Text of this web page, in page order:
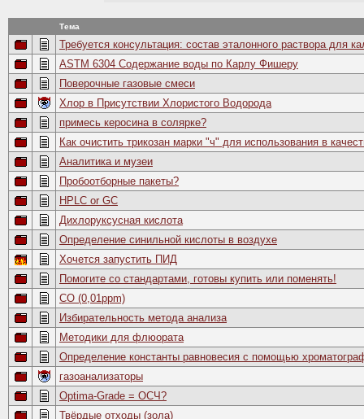
Тема
Требуется консультация: состав эталонного раствора для
ASTM 6304 Содержание воды по Карлу Фишеру
Поверочные газовые смеси
Хлор в Присутствии Хлористого Водорода
примесь керосина в солярке?
Как очистить трикозан марки "ч" для использования в
Аналитика и музеи
Пробоотборные пакеты?
HPLC or GC
Дихлоруксусная кислота
Определение синильной кислоты в воздухе
Хочется запустить ПИД
Помогите со стандартами, готовы купить или поменять!
CO (0,01ppm)
Избирательность метода анализа
Методики для флюората
Определение константы равновесия с помощью
газоанализаторы
Optima-Grade = ОСЧ?
Твёрдые отходы (зола)